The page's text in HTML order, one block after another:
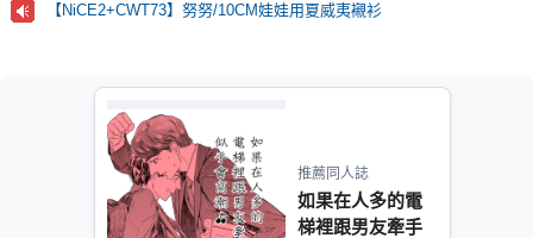
【NiCE2+CWT73】努努/10CM娃娃用夏威夷襯衫
推薦同人誌
如果在人多的電
梯裡跟男友牽手